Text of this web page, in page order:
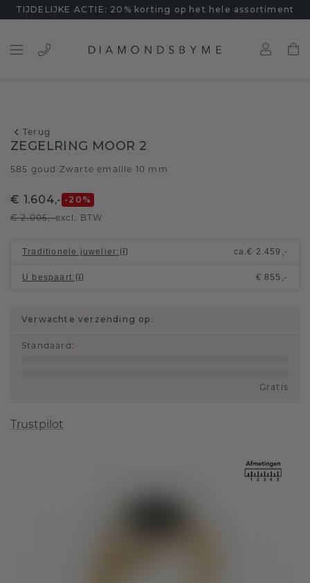
TIJDELIJKE ACTIE: 20% korting op het hele assortiment
Terug
ZEGELRING MOOR 2
585 goud Zwarte emaille 10 mm
€ 1.604,- -20 %
€ 2.005,-excl. BTW
Traditionele juwelier: ca.€ 2.459,-
U bespaart: € 855,-
Verwachte verzending op:
Standaard :
Gratis
Trustpilot